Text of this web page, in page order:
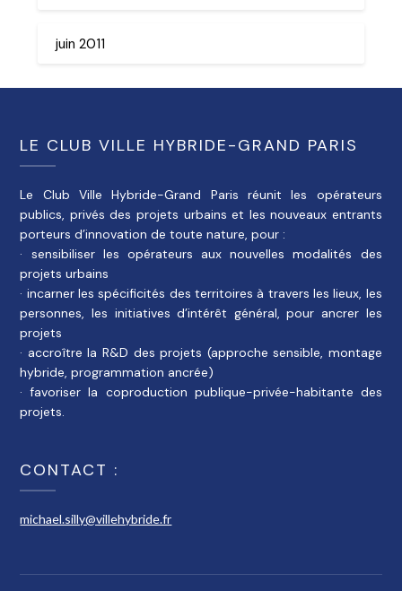
juin 2011
LE CLUB VILLE HYBRIDE-GRAND PARIS
Le Club Ville Hybride-Grand Paris réunit les opérateurs
publics, privés des projets urbains et les nouveaux entrants
porteurs d’innovation de toute nature, pour :
· sensibiliser les opérateurs aux nouvelles modalités des
projets urbains
· incarner les spécificités des territoires à travers les lieux, les
personnes, les initiatives d’intérêt général, pour ancrer les
projets
· accroître la R&D des projets (approche sensible, montage
hybride, programmation ancrée)
· favoriser la coproduction publique-privée-habitante des
projets.
CONTACT :
michael.silly@villehybride.fr